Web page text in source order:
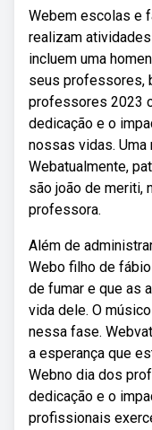
Webem escolas e
realizam
incluem uma
seus professores,
professores 2023
dedicação e o
nossas vidas. Uma
Webatualmente,
são joão de meriti,
professora.
Além de
Webo filho de
de fumar e que as
vida dele. O
nessa fase.
a esperança que
Webno dia dos
dedicação e o
profissionais